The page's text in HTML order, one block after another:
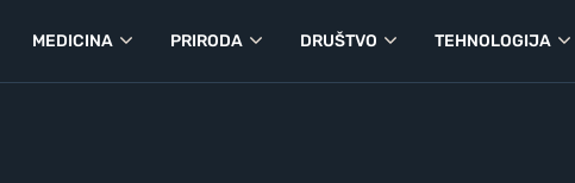
MEDICINA PRIRODA DRUŠTVO TEHNOLOGIJA